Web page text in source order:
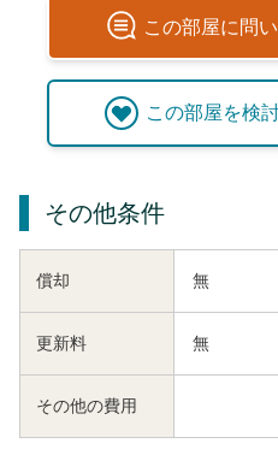
この部屋に問
この部屋を検
その他条件
償却 無
更新料 無
その他の費用